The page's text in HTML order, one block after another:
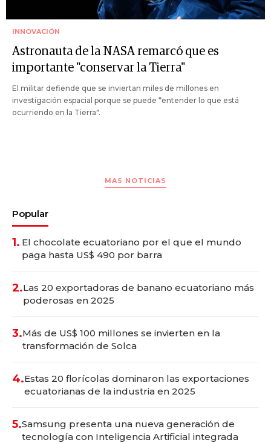
INNOVACIÓN
Astronauta de la NASA remarcó que es
importante "conservar la Tierra"
El militar defiende que se inviertan miles de millones en
investigación espacial porque se puede “entender lo que está
ocurriendo en la Tierra".
MAS NOTICIAS
Popular
1. El chocolate ecuatoriano por el que el mundo
paga hasta US$ 490 por barra
2.Las 20 exportadoras de banano ecuatoriano más
poderosas en 2025
3.Más de US$ 100 millones se invierten en la
transformación de Solca
4.Estas 20 florícolas dominaron las exportaciones
ecuatorianas de la industria en 2025
5.Samsung presenta una nueva generación de
tecnología con Inteligencia Artificial integrada